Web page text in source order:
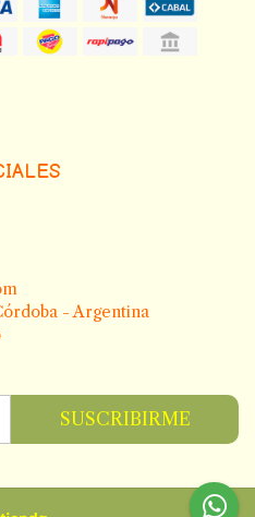
- Argentina
SUSCRIBIRME